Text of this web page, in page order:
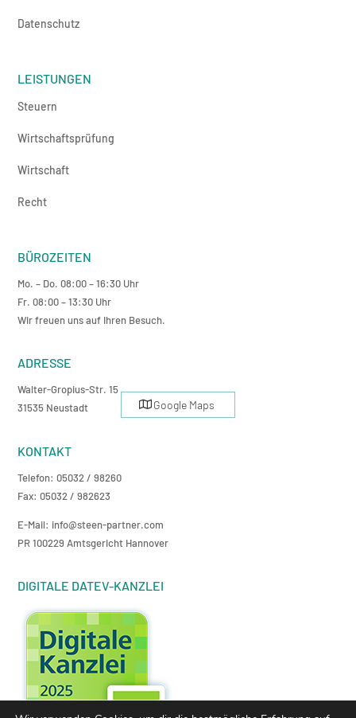
Datenschutz
LEISTUNGEN
Steuern
Wirtschaftsprüfung
Wirtschaft
Recht
BÜROZEITEN
Mo. – Do. 08:00 – 16:30 Uhr
Fr. 08:00 – 13:30 Uhr
Wir freuen uns auf Ihren Besuch.
ADRESSE
Walter-Gropius-Str. 15
31535 Neustadt
Google Maps
KONTAKT
Telefon: 05032 / 98260
Fax: 05032 / 982623
E-Mail: info@steen-partner.com
PR 100229 Amtsgericht Hannover
DIGITALE DATEV-KANZLEI